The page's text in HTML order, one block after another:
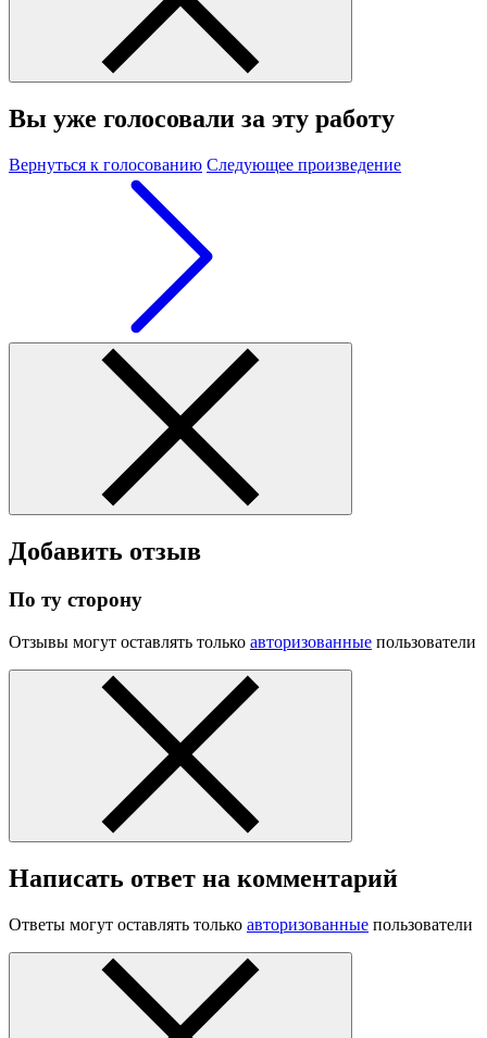
Вы уже голосовали за эту работу
Вернуться к голосованию Следующее произведение
Добавить отзыв
По ту сторону
Отзывы могут оставлять только авторизованные пользователи
Написать ответ на комментарий
Ответы могут оставлять только авторизованные пользователи